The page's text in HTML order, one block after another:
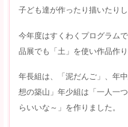
子ども達が作ったり描いたり
今年度はすくわくプログラム
品展でも「土」を使い作品作
年長組は、「泥だんご」、年
想の築山」年少組は「一人一
らいいな～」を作りました。